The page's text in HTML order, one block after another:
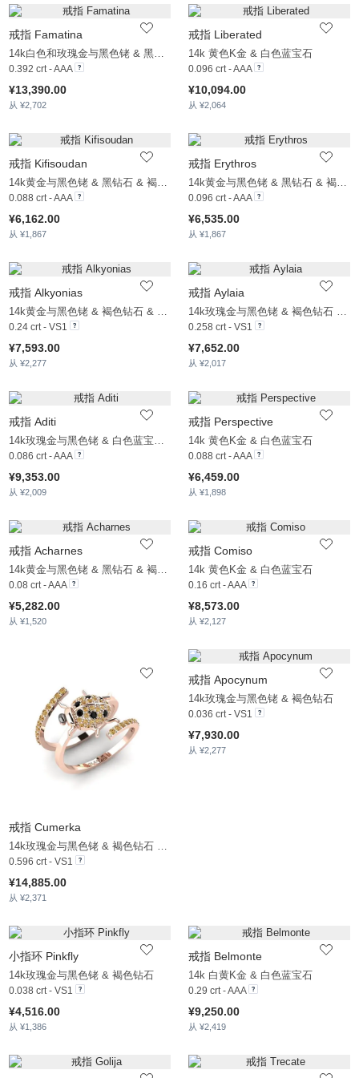
戒指 Famatina
14k白色和玫瑰金与黑色铑 & 黑钻石 & 褐色钻石
0.392 crt - AAA
¥13,390.00
从 ¥2,702
戒指 Liberated
14k 黄色K金 & 白色蓝宝石
0.096 crt - AAA
¥10,094.00
从 ¥2,064
戒指 Kifisoudan
14k黄金与黑色铑 & 黑钻石 & 褐色钻石 & 白色蓝宝石
0.088 crt - AAA
¥6,162.00
从 ¥1,867
戒指 Erythros
14k黄金与黑色铑 & 黑钻石 & 褐色钻石
0.096 crt - AAA
¥6,535.00
从 ¥1,867
戒指 Alkyonias
14k黄金与黑色铑 & 褐色钻石 & 黑钻石
0.24 crt - VS1
¥7,593.00
从 ¥2,277
戒指 Aylaia
14k玫瑰金与黑色铑 & 褐色钻石 & 锆石
0.258 crt - VS1
¥7,652.00
从 ¥2,017
戒指 Aditi
14k玫瑰金与黑色铑 & 白色蓝宝石 & 褐色钻石
0.086 crt - AAA
¥9,353.00
从 ¥2,009
戒指 Perspective
14k 黄色K金 & 白色蓝宝石
0.088 crt - AAA
¥6,459.00
从 ¥1,898
戒指 Acharnes
14k黄金与黑色铑 & 黑钻石 & 褐色钻石
0.08 crt - AAA
¥5,282.00
从 ¥1,520
戒指 Comiso
14k 黄色K金 & 白色蓝宝石
0.16 crt - AAA
¥8,573.00
从 ¥2,127
戒指 Cumerka
14k玫瑰金与黑色铑 & 褐色钻石 & 黑钻石
0.596 crt - VS1
¥14,885.00
从 ¥2,371
戒指 Apocynum
14k玫瑰金与黑色铑 & 褐色钻石
0.036 crt - VS1
¥7,930.00
从 ¥2,277
小指环 Pinkfly
14k玫瑰金与黑色铑 & 褐色钻石
0.038 crt - VS1
¥4,516.00
从 ¥1,386
戒指 Belmonte
14k 白黄K金 & 白色蓝宝石
0.29 crt - AAA
¥9,250.00
从 ¥2,419